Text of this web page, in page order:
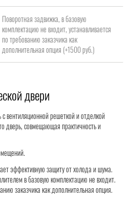
Поворотная задвижка, в базовую
комплектацию не входит, устанавливается
по требованию заказчика как
дополнительная опция (+1500 руб.)
двери
вентиляционной решеткой и отделкой
совмещающая практичность и
эффективную защиту от холода и шума.
в базовую комплектацию не входит.
заказчика как дополнительная опция.